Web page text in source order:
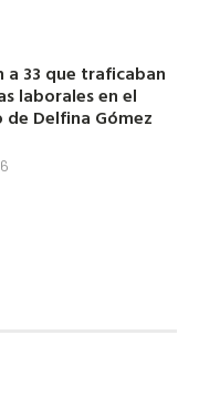
a 33 que traficaban
laborales en el
Delfina Gómez